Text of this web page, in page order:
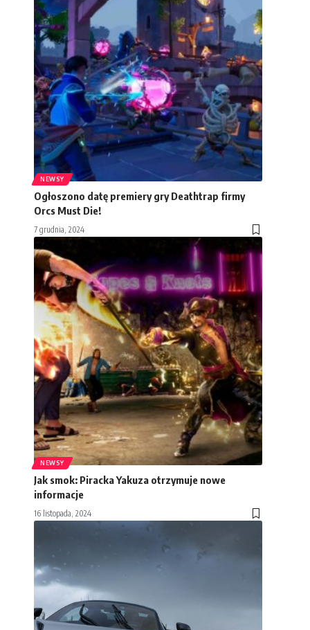
NEWSY
Ogłoszono datę premiery gry Deathtrap firmy
Orcs Must Die!
7 grudnia, 2024
NEWSY
Jak smok: Piracka Yakuza otrzymuje nowe
informacje
16 listopada, 2024